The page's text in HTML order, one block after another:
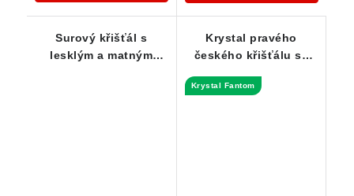
Surový křišťál s
lesklým a matným
Krystal pravého
českého křišťálu se
špicí
Krystal Fantom